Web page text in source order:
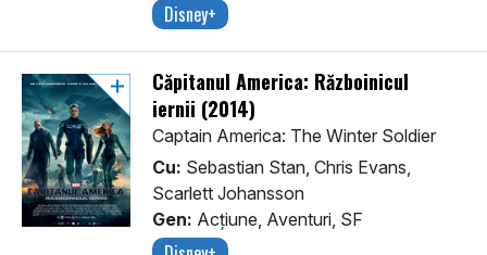
Disney+
Căpitanul America: Războinicul
iernii (2014)
Captain America: The Winter Soldier
Cu: Sebastian Stan, Chris Evans,
Scarlett Johansson
Gen: Acţiune, Aventuri, SF